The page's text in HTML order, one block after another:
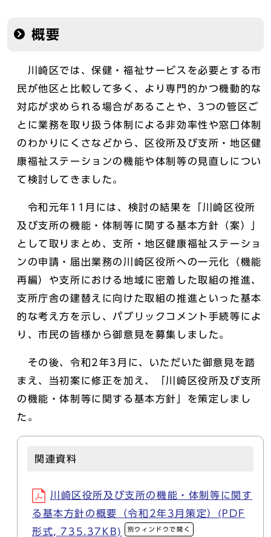
概要
川崎区では、保健・福祉サービスを必要とする市
民が他区と比較して多く、より専門的かつ機動的な
対応が求められる場合があることや、3つの管区ご
とに業務を取り扱う体制による非効率性や窓口体制
のわかりにくさなどから、区役所及び支所・地区健
康福祉ステーションの機能や体制等の見直しについ
て検討してきました。
令和元年11月には、検討の結果を「川崎区役所
及び支所の機能・体制等に関する基本方針（案）」
として取りまとめ、支所・地区健康福祉ステーショ
ンの申請・届出業務の川崎区役所への一元化（機能
再編）や支所における地域に密着した取組の推進、
支所庁舎の建替えに向けた取組の推進といった基本
的な考え方を示し、パブリックコメント手続等によ
り、市民の皆様から御意見を募集しました。
その後、令和2年3月に、いただいた御意見を踏
まえ、当初案に修正を加え、「川崎区役所及び支所
の機能・体制等に関する基本方針」を策定しまし
た。
関連資料
川崎区役所及び支所の機能・体制等に関す
る基本方針の概要（令和2年3月策定）(PDF
形式, 735.37KB)
別ウィンドウで開く